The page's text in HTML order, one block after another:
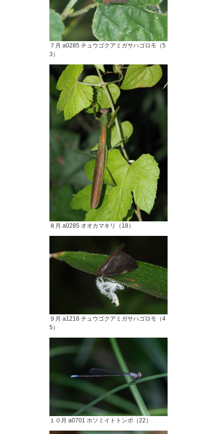
７月 a0285 チュウゴクアミガサハゴロモ（5
3）
８月 a0285 オオカマキリ（18）
９月 a1216 チュウゴクアミガサハゴロモ（4
5）
１０月 a0701 ホソミイトトンボ（22）